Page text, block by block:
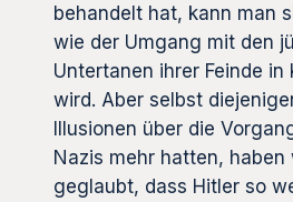
behandelt hat, kann man
wie der Umgang mit den
Untertanen ihrer Feinde in
wird. Aber selbst
Illusionen über die
Nazis mehr hatten, haben
geglaubt, dass Hitler so